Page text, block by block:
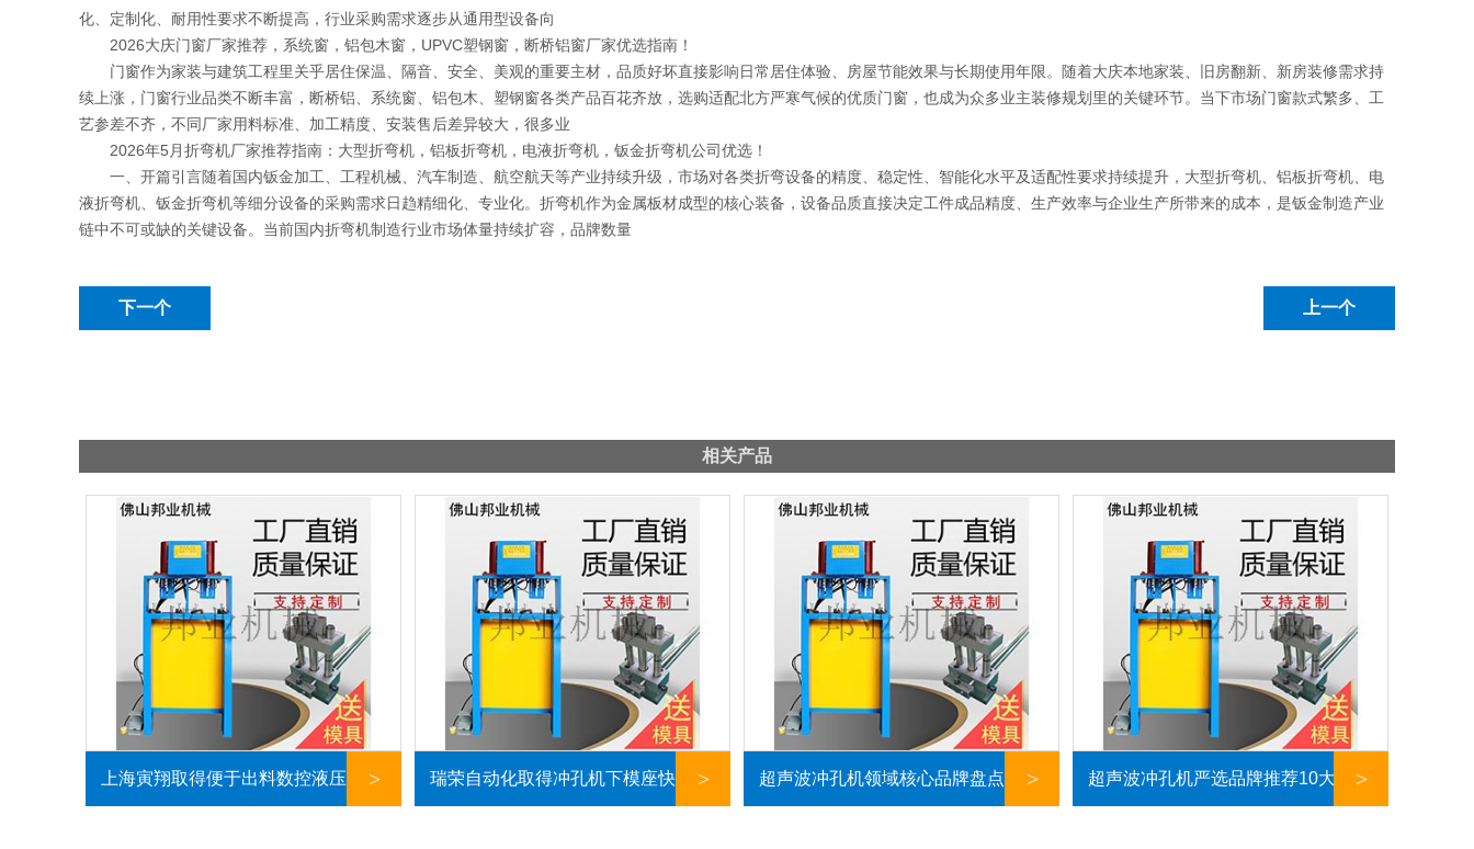
化、定制化、耐用性要求不断提高，行业采购需求逐步从通用型设备向
2026大庆门窗厂家推荐，系统窗，铝包木窗，UPVC塑钢窗，断桥铝窗厂家优选指南！
门窗作为家装与建筑工程里关乎居住保温、隔音、安全、美观的重要主材，品质好坏直接影响日常居住体验、房屋节能效果与长期使用年限。随着大庆本地家装、旧房翻新、新房装修需求持
续上涨，门窗行业品类不断丰富，断桥铝、系统窗、铝包木、塑钢窗各类产品百花齐放，选购适配北方严寒气候的优质门窗，也成为众多业主装修规划里的关键环节。当下市场门窗款式繁多、工
艺参差不齐，不同厂家用料标准、加工精度、安装售后差异较大，很多业
2026年5月折弯机厂家推荐指南：大型折弯机，铝板折弯机，电液折弯机，钣金折弯机公司优选！
一、开篇引言随着国内钣金加工、工程机械、汽车制造、航空航天等产业持续升级，市场对各类折弯设备的精度、稳定性、智能化水平及适配性要求持续提升，大型折弯机、铝板折弯机、电
液折弯机、钣金折弯机等细分设备的采购需求日趋精细化、专业化。折弯机作为金属板材成型的核心装备，设备品质直接决定工件成品精度、生产效率与企业生产所带来的成本，是钣金制造产业
链中不可或缺的关键设备。当前国内折弯机制造行业市场体量持续扩容，品牌数量
下一个 上一个
相关产品
上海寅翔取得便于出料数控液压冲孔
> 瑞荣自动化取得冲孔机下模座快拆式
> 超声波冲孔机领域核心品牌盘点：10
> 超声波冲孔机严选品牌推荐10大超声
>